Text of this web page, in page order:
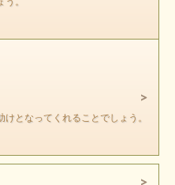
となってくれることでしょう。